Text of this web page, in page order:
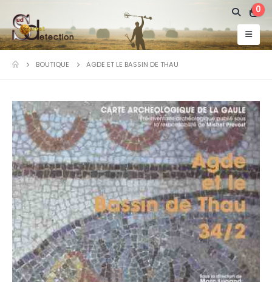
0
BOUTIQUE AGDE ET LE BASSIN DE THAU